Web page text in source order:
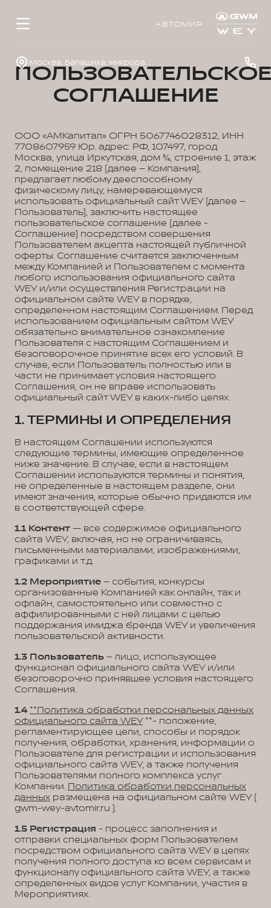
АВТОМИР
Москва, Балашиха, микрорайон 1 Мая, д.14
СОГЛАШЕНИЕ
ООО «АМКапитал» ОГРН 5067746028312, ИНН
7708607959 Юр. адрес: РФ, 107497, город
Москва, улица Иркутская, дом 5/6, строение 1, этаж
2, помещение 218 (далее – Компания),
предлагает любому дееспособному
физическому лицу, намеревающемуся
использовать официальный сайт WEY (далее –
Пользователь), заключить настоящее
пользовательское соглашение (далее -
Соглашение) посредством совершения
Пользователем акцепта настоящей публичной
оферты. Соглашение считается заключенным
между Компанией и Пользователем с момента
любого использования официального сайта
WEY и/или осуществления Регистрации на
официальном сайте WEY в порядке,
определенном настоящим Соглашением. Перед
использованием официальным сайтом WEY
обязательно внимательное ознакомление
Пользователя с настоящим Соглашением и
безоговорочное принятие всех его условий. В
случае, если Пользователь полностью или в
части не принимает условия настоящего
Соглашения, он не вправе использовать
официальный сайт WEY в каких-либо целях.
1. ТЕРМИНЫ И ОПРЕДЕЛЕНИЯ
В настоящем Соглашении используются
следующие термины, имеющие определенное
ниже значение. В случае, если в настоящем
Соглашении используются термины и понятия,
не определенные в настоящем разделе, они
имеют значения, которые обычно придаются им
в соответствующей сфере.
1.1 Контент — все содержимое официального
сайта WEY, включая, но не ограничиваясь,
письменными материалами, изображениями,
графиками и т.д.
1.2 Мероприятие – события, конкурсы
организованные Компанией как онлайн, так и
офлайн, самостоятельно или совместно с
аффилированными с ней лицами с целью
поддержания имиджа бренда WEY и увеличения
пользовательской активности.
1.3 Пользователь – лицо, использующее
функционал официального сайта WEY и/или
безоговорочно принявшее условия настоящего
Соглашения.
1.4 **Политика обработки персональных данных
официального сайта WEY**- положение,
регламентирующее цели, способы и порядок
получения, обработки, хранения, информации о
Пользователе для регистрации и использования
официального сайта WEY, а также получения
Пользователями полного комплекса услуг
Компании. Политика обработки персональных
данных размещена на официальном сайте WEY (
gwm-wey-avtomir.ru ).
1.5 Регистрация - процесс заполнения и
отправки специальных форм Пользователем
посредством официального сайта WEY в целях
получения полного доступа ко всем сервисам и
функционалу официального сайта WEY, а также
определенных видов услуг Компании, участия в
Мероприятиях.